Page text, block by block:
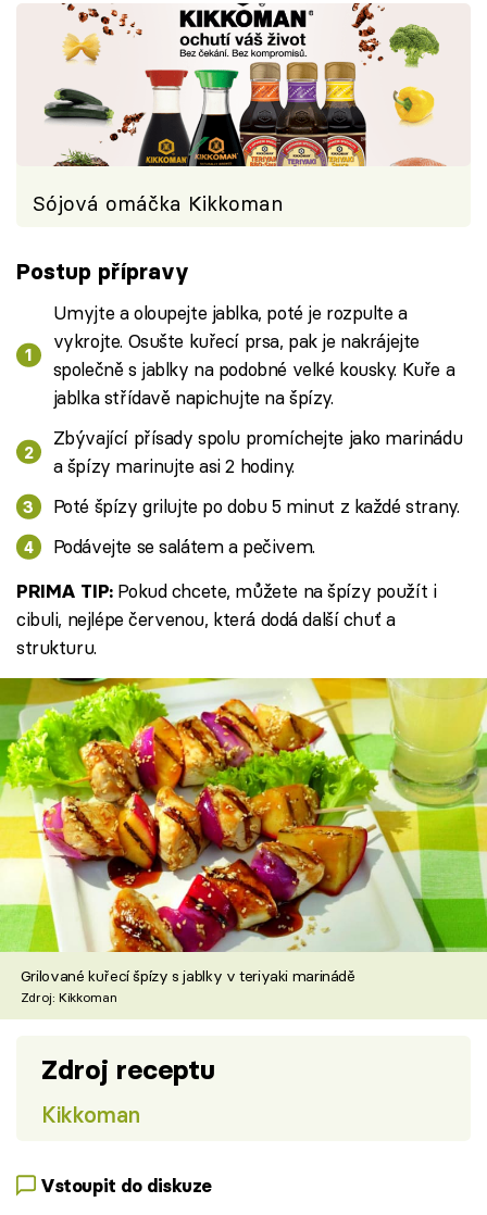
Sójová omáčka Kikkoman
Postup přípravy
Umyjte a oloupejte jablka, poté je rozpulte a
vykrojte. Osušte kuřecí prsa, pak je nakrájejte
společně s jablky na podobné velké kousky. Kuře a
jablka střídavě napichujte na špízy.
Zbývající přísady spolu promíchejte jako marinádu
a špízy marinujte asi 2 hodiny.
Poté špízy grilujte po dobu 5 minut z každé strany.
Podávejte se salátem a pečivem.
PRIMA TIP:Pokud chcete, můžete na špízy použít i
cibuli, nejlépe červenou, která dodá další chuť a
strukturu.
Grilované kuřecí špízy s jablky v teriyaki marinádě
Zdroj: Kikkoman
Zdroj receptu
Kikkoman
Vstoupit do diskuze